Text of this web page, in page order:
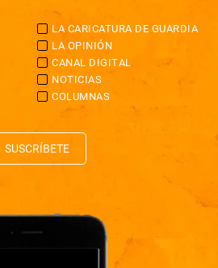
LA CARICATURA DE GUARDIA
LA OPINIÓN
CANAL DIGITAL
NOTICIAS
COLUMNAS
SUSCRÍBETE